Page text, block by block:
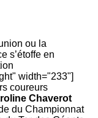
ou la
s’étoffe en
width="233"]
coureurs
Chaverot
du Championnat